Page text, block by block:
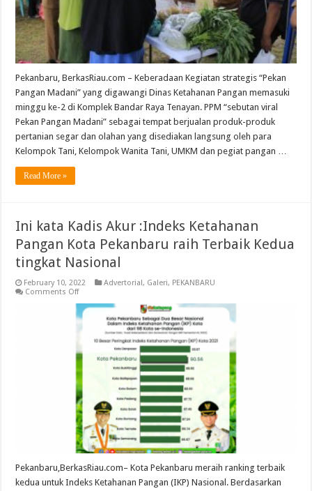
Pekanbaru, BerkasRiau.com – Keberadaan Kegiatan strategis “Pekan
Pangan Madani” yang digawangi Dinas Ketahanan Pangan memasuki
minggu ke-2 di Komplek Bandar Raya Tenayan. PPM “sebutan viral
Pekan Pangan Madani” sebagai tempat berjualan produk-produk
pertanian segar dan olahan yang disediakan langsung oleh para
Kelompok Tani, Kelompok Wanita Tani, UMKM dan pegiat pangan …
Read More »
Ini kata Kadis Akur :Indeks Ketahanan
Pangan Kota Pekanbaru raih Terbaik Kedua
tingkat Nasional
February 10, 2022 Advertorial, Galeri, PEKANBARU
Comments Offon
kata
Kadis
Ketahanan
Pangan
Pekanbaru
raih
Terbaik
Kedua
tingkat
Nasional
Pekanbaru,BerkasRiau.com– Kota Pekanbaru meraih ranking terbaik
kedua untuk Indeks Ketahanan Pangan (IKP) Nasional. Berdasarkan